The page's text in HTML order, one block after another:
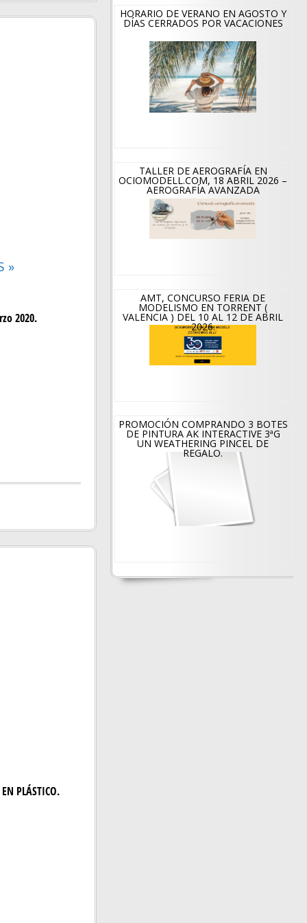
»
2020.
PLÁSTICO.
HORARIO DE VERANO EN AGOSTO Y
DÍAS CERRADOS POR VACACIONES
TALLER DE AEROGRAFÍA EN
OCIOMODELL.COM, 18 ABRIL 2026 –
AEROGRAFÍA AVANZADA
AMT, CONCURSO FERIA DE
MODELISMO EN TORRENT (
VALENCIA ) DEL 10 AL 12 DE ABRIL
2026.
PROMOCIÓN COMPRANDO 3 BOTES
DE PINTURA AK INTERACTIVE 3ªG
UN WEATHERING PINCEL DE
REGALO.